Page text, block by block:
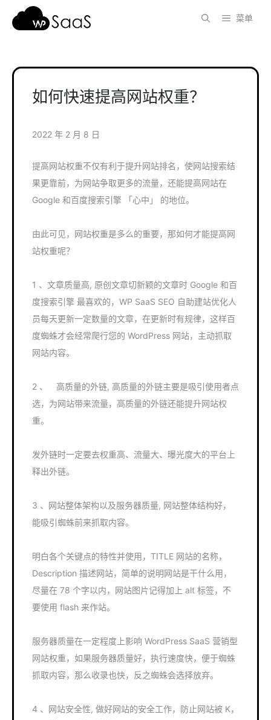
菜单
如何快速提高网站权重？
2022 年 2 月 8 日
提高网站权重不仅有利于提升网站排名，使网站搜索结
果更靠前，为网站争取更多的流量，还能提高网站在
Google 和百度搜索引擎 「心中」 的地位。
由此可见，网站权重是多么的重要，那如何才能提高网
站权重呢？
1 、文章质量高, 原创文章切新颖的文章时 Google 和百
度搜索引擎 最喜欢的，WP SaaS SEO 自助建站优化人
员每天更新一定数量的文章，在更新时有规律，这样百
度蜘蛛才会经常爬行您的 WordPress 网站，主动抓取
网站内容。
2 、 高质量的外链, 高质量的外链主要是吸引使用者点
选，为网站带来流量，高质量的外链还能提升网站权
重。
发外链时一定要去权重高、流量大、曝光度大的平台上
释出外链。
3 、网站整体架构以及服务器质量, 网站整体结构好，
能吸引蜘蛛前来抓取内容。
明白各个关键点的特性并使用，TITLE 网站的名称，
Description 描述网站，简单的说明网站是干什么用，
尽量在 78 个字以内，网站图片记得加上 alt 标签，不
要使用 flash 来作站。
服务器质量在一定程度上影响 WordPress SaaS 营销型
网站权重，如果服务器质量好，执行速度快，便于蜘蛛
抓取内容，那么收录也快，反之蜘蛛会选择放弃。
4 、网站安全性, 做好网站的安全工作，防止网站被 K，